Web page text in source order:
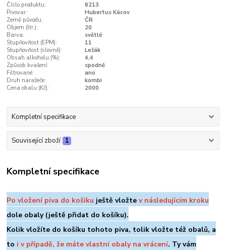
Číslo produktu:
6213
Pivovar:
Hubertus Kácov
Země původu:
ČR
Objem (ltr,):
20
Barva:
světlé
Stupňovitost (EPM):
11
Stupňovitost (slovně):
Ležák
Obsah alkoholu (%):
4,4
Způsob kvašení:
spodně
Filtrované:
ano
Druh naražeče:
kombi
Cena obalu (Kč):
2000
Kompletní specifikace
Související zboží 1
Kompletní specifikace
Po vložení piva do košíku ještě vložtev následujícím kroku
dole obaly (ještě přidat do košíku).
Kolik vložíte do košíku tohoto piva, tolik vložte též obalů, a
to i v případě, že máte vlastní obaly na vrácení. Ty vám